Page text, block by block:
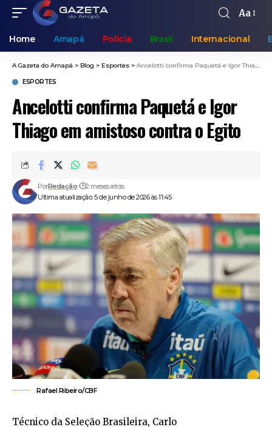
Aa
Home Amapá Polícia Brasil Internacional
A Gazeta do Amapá > Blog > Esportes > Ancelotti confirma Paquetá e Igor Thiago em amistoso contra o Egito
ESPORTES
Ancelotti confirma Paquetá e Igor
Thiago em amistoso contra o Egito
Ultima atualização: 5 de junho de 2026 às 11:45
PorRedação 2 meses atrás
Rafael Ribeiro/CBF
Técnico da Seleção Brasileira, Carlo